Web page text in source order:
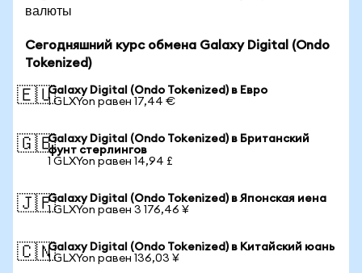
валюты
Сегодняшний курс обмена Galaxy Digital (Ondo
Tokenized)
🇪🇺Galaxy Digital (Ondo Tokenized) в Евро
1 GLXYon равен 17,44 €
🇬🇧Galaxy Digital (Ondo Tokenized) в Британский
фунт стерлингов
1 GLXYon равен 14,94 £
🇯🇵Galaxy Digital (Ondo Tokenized) в Японская иена
1 GLXYon равен 3 176,46 ¥
🇨🇳Galaxy Digital (Ondo Tokenized) в Китайский юань
1 GLXYon равен 136,03 ¥